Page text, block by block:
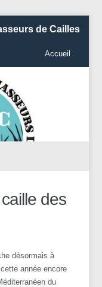
de Cailles
Accueil
des
désormais à
année encore
du